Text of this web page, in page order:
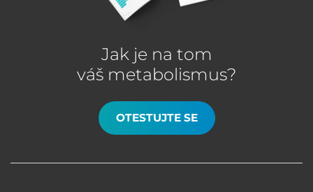
Jak je na tom
váš metabolismus?
OTESTUJTE SE